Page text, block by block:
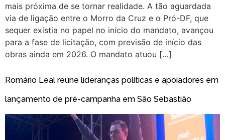
mais próxima de se tornar realidade. A tão aguardada
via de ligação entre o Morro da Cruz e o Pró-DF, que
sequer existia no papel no início do mandato, avançou
para a fase de licitação, com previsão de início das
obras ainda em 2026. O mandato atuou […]
Romário Leal reúne lideranças políticas e apoiadores em
lançamento de pré-campanha em São Sebastião